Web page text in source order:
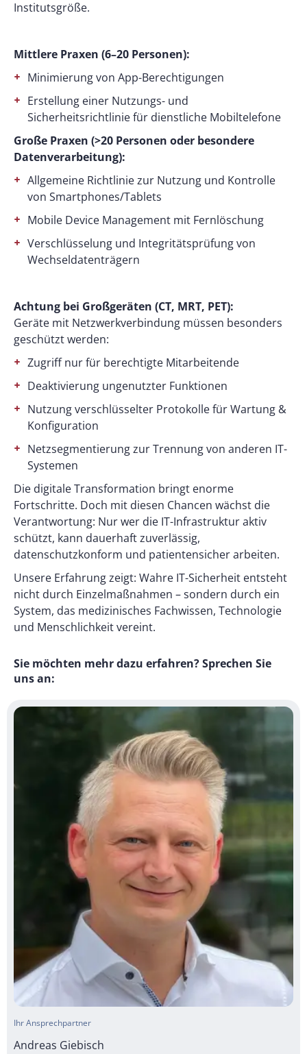
Institutsgröße.
Mittlere Praxen (6–20 Personen):
Minimierung von App-Berechtigungen
Erstellung einer Nutzungs- und
Sicherheitsrichtlinie für dienstliche Mobiltelefone
Große Praxen (>20 Personen oder besondere
Datenverarbeitung):
Allgemeine Richtlinie zur Nutzung und Kontrolle
von Smartphones/Tablets
Mobile Device Management mit Fernlöschung
Verschlüsselung und Integritätsprüfung von
Wechseldatenträgern
Achtung bei Großgeräten (CT, MRT, PET):
Geräte mit Netzwerkverbindung müssen besonders
geschützt werden:
Zugriff nur für berechtigte Mitarbeitende
Deaktivierung ungenutzter Funktionen
Nutzung verschlüsselter Protokolle für Wartung &
Konfiguration
Netzsegmentierung zur Trennung von anderen IT-
Systemen
Die digitale Transformation bringt enorme
Fortschritte. Doch mit diesen Chancen wächst die
Verantwortung: Nur wer die IT-Infrastruktur aktiv
schützt, kann dauerhaft zuverlässig,
datenschutzkonform und patientensicher arbeiten.
Unsere Erfahrung zeigt: Wahre IT-Sicherheit entsteht
nicht durch Einzelmaßnahmen – sondern durch ein
System, das medizinisches Fachwissen, Technologie
und Menschlichkeit vereint.
Sie möchten mehr dazu erfahren? Sprechen Sie
uns an:
Ihr Ansprechpartner
Andreas Giebisch